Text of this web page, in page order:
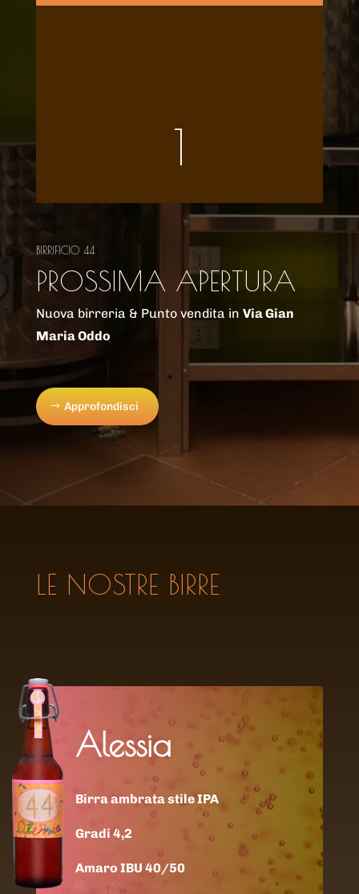
1
BIRRIFICIO 44
PROSSIMA APERTURA
Nuova birreria & Punto vendita in Via Gian
Maria Oddo
Approfondisci
LE NOSTRE BIRRE
Alessia
Birra ambrata stile IPA
Gradi 4,2
Amaro IBU 40/50